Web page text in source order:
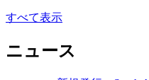
すべて表示
ニュース